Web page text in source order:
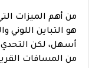
هو التباين
من المسافات